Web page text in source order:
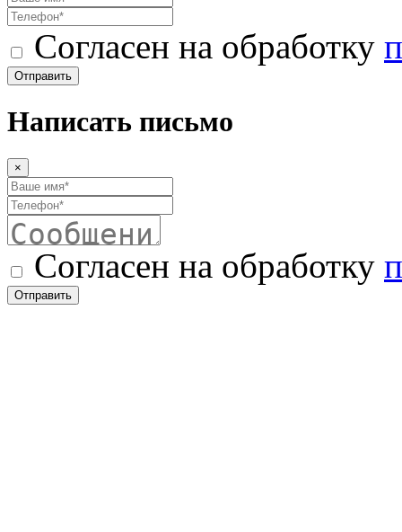
Согласен на обработку
Отправить
Написать письмо
×
Согласен на обработку
Отправить